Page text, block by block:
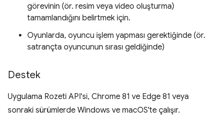
görevinin (ör. resim veya video oluşturma)
tamamlandığını belirtmek için.
Oyunlarda, oyuncu işlem yapması gerektiğinde (ör.
satrançta oyuncunun sırası geldiğinde)
Destek
Uygulama Rozeti API'si, Chrome 81 ve Edge 81 veya
sonraki sürümlerde Windows ve macOS'te çalışır.